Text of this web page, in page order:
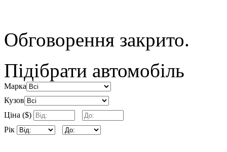
Обговорення закрито.
Підібрати автомобіль
Марка
Кузов
Ціна ($)
Рік